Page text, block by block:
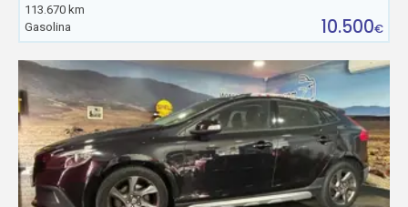
113.670 km
Gasolina
10.500€